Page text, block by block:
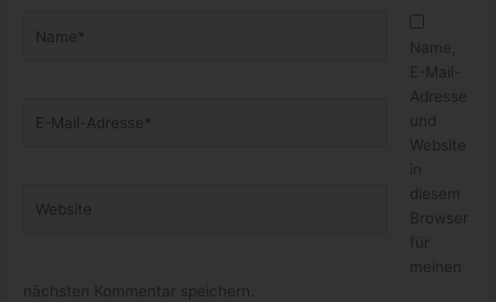
Mail-
Name,
E-Mail-
Adresse
und
Website
in
diesem
Browser
für
meinen
nächsten Kommentar speichern.